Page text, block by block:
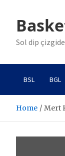
content
Sol dip
BSL BGL
Home Mert